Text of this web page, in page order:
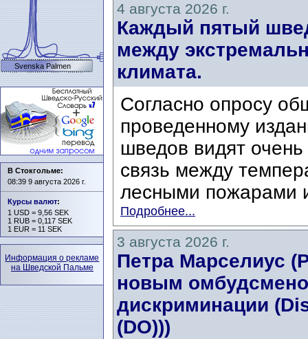
4 августа 2026 г.
Каждый пятый
между
климата.
Согласно опросу
проведенному
шведов видят
связь между
лесными пожарами
Подробнее...
3 августа 2026 г.
Петра Марселиус
новым
дискриминации
(DO)))
Svenska Palmen
В Стокгольме:
08:39 9 августа 2026 г.
Курсы валют:
1 USD = 9,56 SEK
1 RUB = 0,117 SEK
1 EUR = 11 SEK
Информация о рекламе
на Шведской Пальме